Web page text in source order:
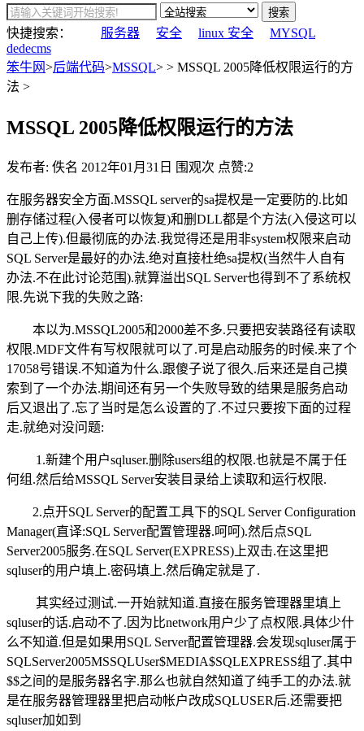
搜索
快捷搜索： 服务器 安全 linux 安全
MYSQL
dedecms
笨牛网>后端代码>MSSQL> > MSSQL 2005降低权限运行的方
法 >
MSSQL 2005降低权限运行的方法
发布者: 佚名 2012年01月31日 围观次 点赞:2
在服务器安全方面.MSSQL server的sa提权是一定要防的.比如
删存储过程(入侵者可以恢复)和删DLL都是个方法(入侵这可以
自己上传).但最彻底的办法.我觉得还是用非system权限来启动
SQL Server是最好的办法.绝对直接杜绝sa提权(当然牛人自有
办法.不在此讨论范围).就算溢出SQL Server也得到不了系统权
限.先说下我的失败之路:
本以为.MSSQL2005和2000差不多.只要把安装路径有读取
权限.MDF文件有写权限就可以了.可是启动服务的时候.来了个
17058号错误.不知道为什么.跟傻子说了很久.后来还是自己摸
索到了一个办法.期间还有另一个失败导致的结果是服务启动
后又退出了.忘了当时是怎么设置的了.不过只要按下面的过程
走.就绝对没问题:
1.新建个用户sqluser.删除users组的权限.也就是不属于任
何组.然后给MSSQL Server安装目录给上读取和运行权限.
2.点开SQL Server的配置工具下的SQL Server Configuration
Manager(直译:SQL Server配置管理器.呵呵).然后点SQL
Server2005服务.在SQL Server(EXPRESS)上双击.在这里把
sqluser的用户填上.密码填上.然后确定就是了.
其实经过测试.一开始就知道.直接在服务管理器里填上
sqluser的话.启动不了.因为比network用户少了点权限.具体少什
么不知道.但是如果用SQL Server配置管理器.会发现sqluser属于
SQLServer2005MSSQLUser$MEDIA$SQLEXPRESS组了.其中
$$之间的是服务器名字.那么也就自然知道了纯手工的办法.就
是在服务器管理器里把启动帐户改成SQLUSER后.还需要把
sqluser加如到